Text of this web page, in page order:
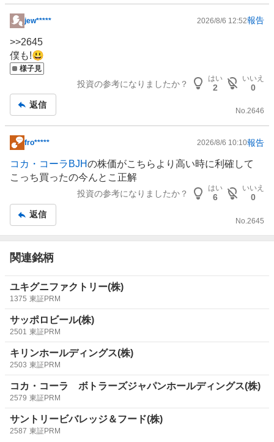
掲
示
板
記
jew***** 2026/8/6 12:52報告
>>2645
僕も!😃
様子見
投資の参考になりましたか？
はい
2
いいえ
0
返信
No.2646
掲
示
板
事
fro***** 2026/8/6 10:10報告
コカ・コーラBJHの株価がこちらより高い時に利確して
こっち買ったの今んとこ正解
投資の参考になりましたか？
はい
6
いいえ
0
返信
No. 2645
関連銘柄
ユキグニファクトリー(株)
1375 東証PRM
サッポロビール(株)
2501 東証PRM
キリンホールディングス(株)
2503 東証PRM
コカ・コーラ ボトラーズジャパンホールディングス(株)
2579 東証PRM
サントリービバレッジ＆フード(株)
2587 東証PRM